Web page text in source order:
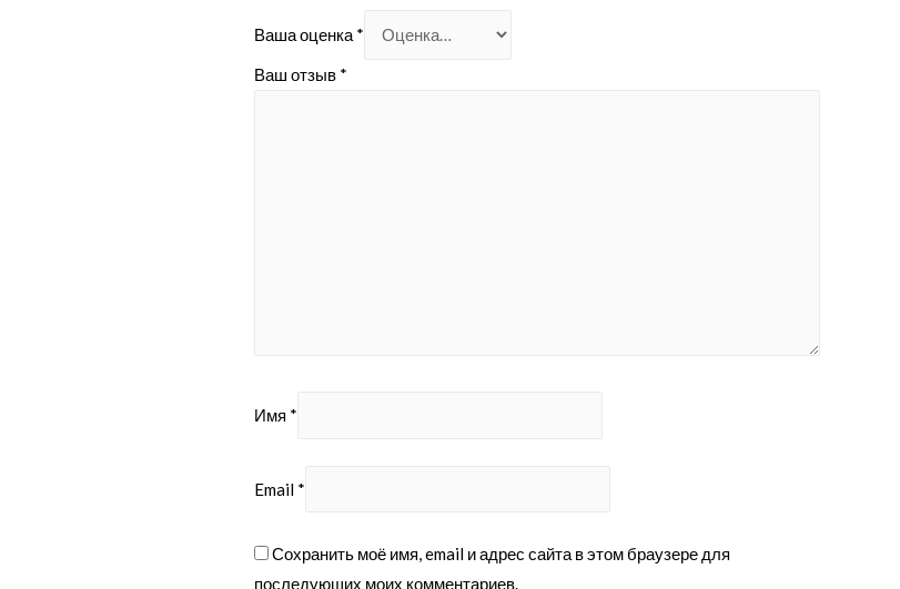
Ваша оценка *
Ваш отзыв *
Имя *
Email *
Сохранить моё имя, email и адрес сайта в этом браузере для
последующих моих комментариев.